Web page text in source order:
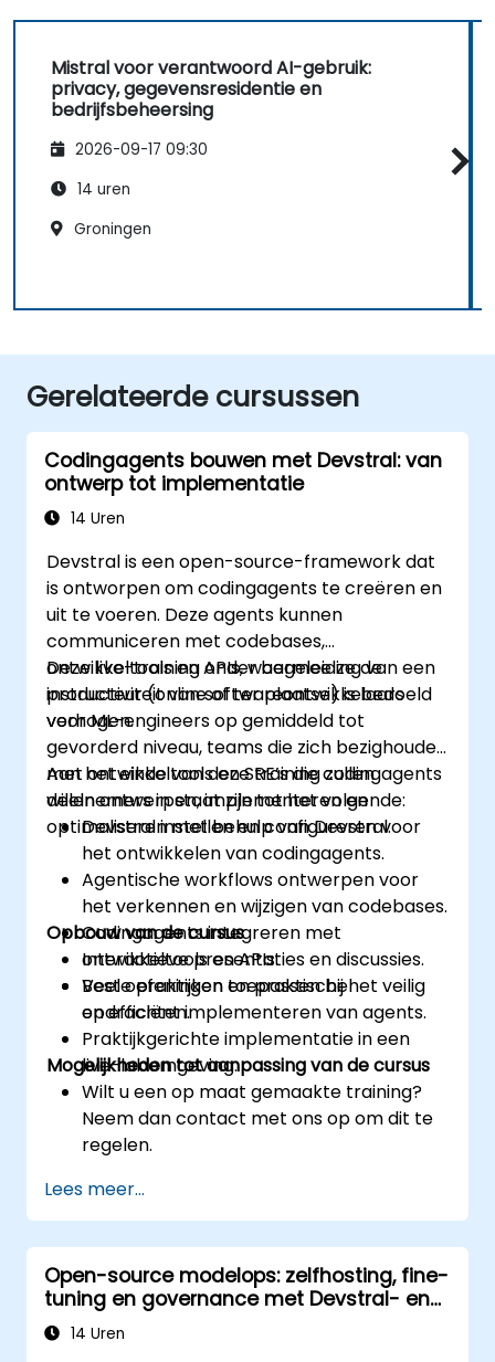
Mistral voor verantwoord AI-gebruik:
privacy, gegevensresidentie en
bedrijfsbeheersing
2026-09-17 09:30
14 uren
Groningen
Gerelateerde cursussen
Codingagents bouwen met Devstral: van
ontwerp tot implementatie
14 Uren
Devstral is een open-source-framework dat
is ontworpen om codingagents te creëren en
uit te voeren. Deze agents kunnen
communiceren met codebases,
ontwikkeltools en APIs, waarmee ze de
productiviteit van softwareontwikkelaars
verhogen.
Deze live-training onder begeleiding van een
instructeur (online of ter plaatse) is bedoeld
voor ML-engineers op gemiddeld tot
gevorderd niveau, teams die zich bezighouden
met ontwikkeltools en SRE’s die codingagents
willen ontwerpen, implementeren en
optimaliseren met behulp van Devstral.
Aan het einde van deze training zullen
deelnemers in staat zijn tot het volgende:
Devstral instellen en configureren voor
het ontwikkelen van codingagents.
Agentische workflows ontwerpen voor
het verkennen en wijzigen van codebases.
Codingagents integreren met
ontwikkeltools en APIs.
Beste praktijken toepassen bij het veilig
en efficiënt implementeren van agents.
Opbouw van de cursus
Interactieve presentaties en discussies.
Veel oefeningen en praktische
opdrachten.
Praktijkgerichte implementatie in een
live-labomgeving.
Mogelijkheden tot aanpassing van de cursus
Wilt u een op maat gemaakte training?
Neem dan contact met ons op om dit te
regelen.
Lees meer...
Open-source modelops: zelfhosting, fine-
tuning en governance met Devstral- en
Mistral-modellen
14 Uren